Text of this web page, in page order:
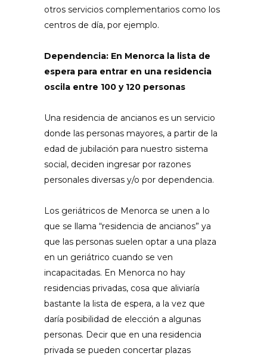
otros servicios complementarios como los
centros de día, por ejemplo.
Dependencia: En Menorca la lista de
espera para entrar en una residencia
oscila entre 100 y 120 personas
Una residencia de ancianos es un servicio
donde las personas mayores, a partir de la
edad de jubilación para nuestro sistema
social, deciden ingresar por razones
personales diversas y/o por dependencia.
Los geriátricos de Menorca se unen a lo
que se llama “residencia de ancianos” ya
que las personas suelen optar a una plaza
en un geriátrico cuando se ven
incapacitadas. En Menorca no hay
residencias privadas, cosa que aliviaría
bastante la lista de espera, a la vez que
daría posibilidad de elección a algunas
personas. Decir que en una residencia
privada se pueden concertar plazas